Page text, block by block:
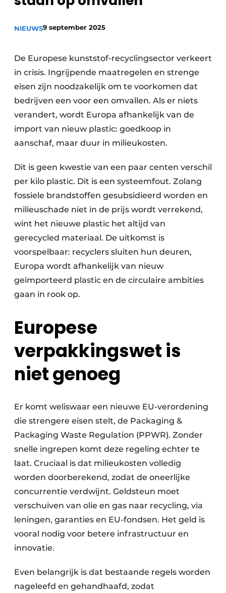
recyclingstroom in België
Video’s
Safety First
Kranen
Recyclinginstallaties
Detectieapparatuur
Stofbeheersing
Uitrustingsstukken
Shredders
Transportbanden
Zeven & Brekers
Bedrijfsafval
Elektronisch Afval
Glasrecyclage
Houtafval
Medisch afval
Metaalrecyclage
Papierafval
Textielrecyclage
NIEUWS9 september 2025
De Europese kunststof-recyclingsector verkeert
in crisis. Ingrijpende maatregelen en strenge
eisen zijn noodzakelijk om te voorkomen dat
bedrijven een voor een omvallen. Als er niets
verandert, wordt Europa afhankelijk van de
import van nieuw plastic: goedkoop in
aanschaf, maar duur in milieukosten.
Dit is geen kwestie van een paar centen verschil
per kilo plastic. Dit is een systeemfout. Zolang
fossiele brandstoffen gesubsidieerd worden en
milieuschade niet in de prijs wordt verrekend,
wint het nieuwe plastic het altijd van
gerecycled materiaal. De uitkomst is
voorspelbaar: recyclers sluiten hun deuren,
Europa wordt afhankelijk van nieuw
geïmporteerd plastic en de circulaire ambities
gaan in rook op.
Europese
verpakkingswet is
niet genoeg
Er komt weliswaar een nieuwe EU-verordening
die strengere eisen stelt, de Packaging &
Packaging Waste Regulation (PPWR). Zonder
snelle ingrepen komt deze regeling echter te
laat. Cruciaal is dat milieukosten volledig
worden doorberekend, zodat de oneerlijke
concurrentie verdwijnt. Geldsteun moet
verschuiven van olie en gas naar recycling, via
leningen, garanties en EU-fondsen. Het geld is
vooral nodig voor betere infrastructuur en
innovatie.
Even belangrijk is dat bestaande regels worden
nageleefd en gehandhaafd, zodat